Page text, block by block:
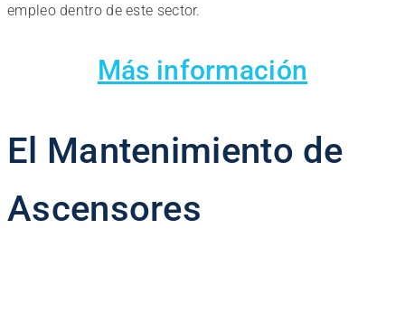
empleo dentro de este sector.
Más información
El Mantenimiento de
Ascensores